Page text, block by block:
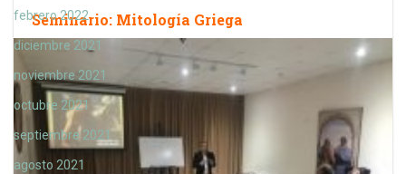
febrero 2022
diciembre 2021
noviembre 2021
octubre 2021
septiembre 2021
agosto 2021
Seminario: Mitología Griega